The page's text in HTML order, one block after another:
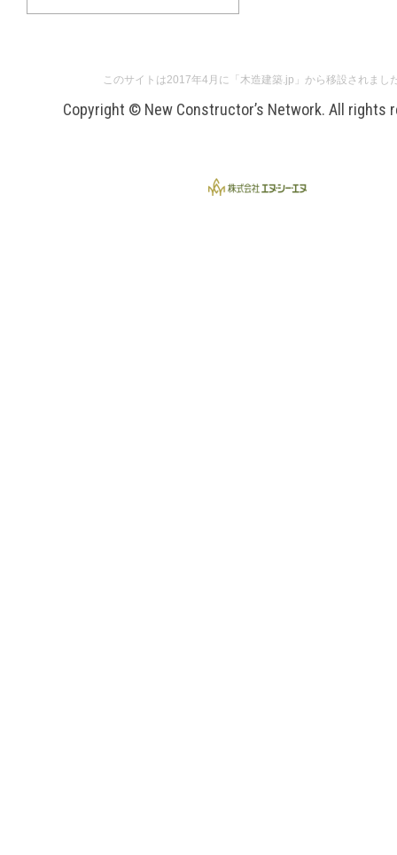
このサイトは2017年4月に「木造建築.jp」から移設されまし
Copyright © New Constructor’s Network. All rights